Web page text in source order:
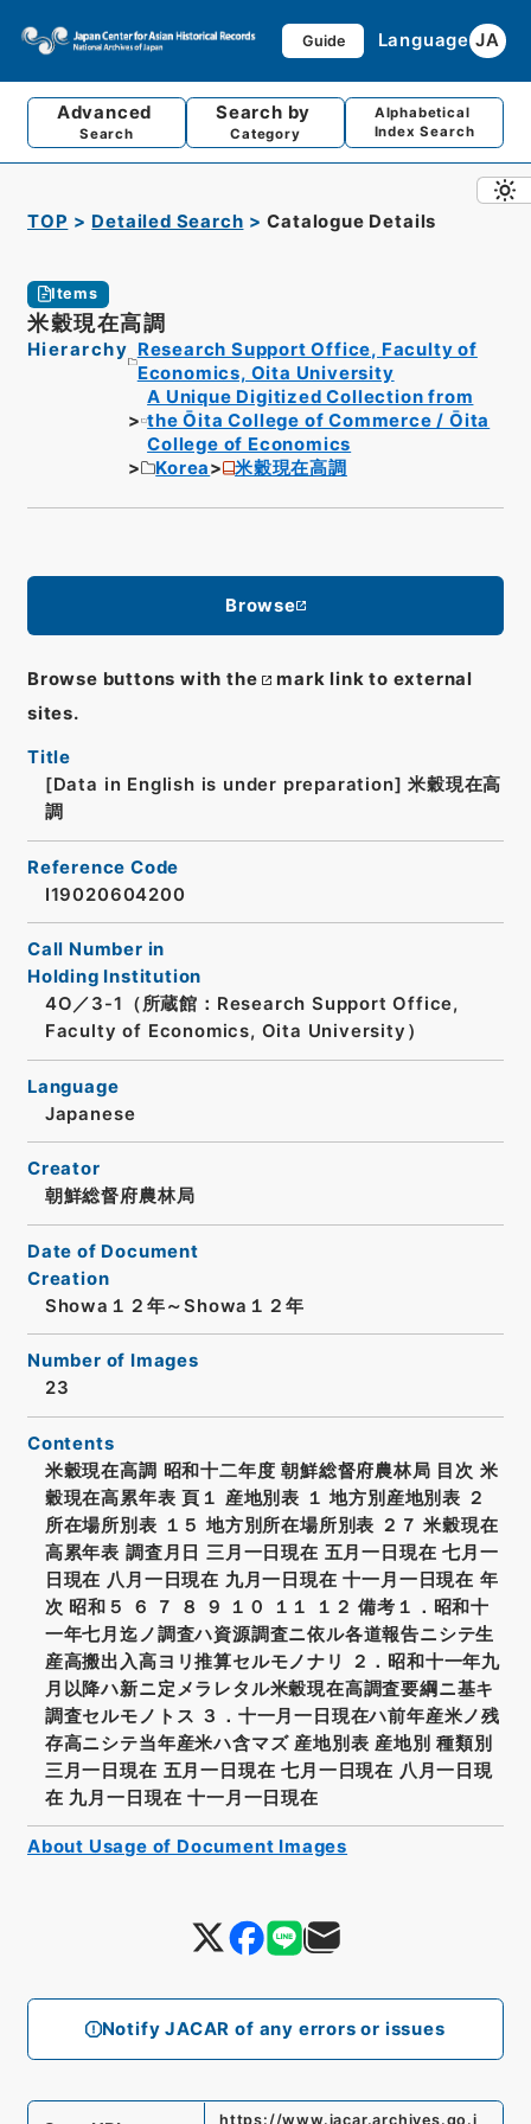
Guide Language JA
Advanced
Search
Search by
Category
Alphabetical
Index Search
TOP Detailed Search Catalogue Details
Items
米穀現在高調
Hierarchy Research Support Office, Faculty of
Economics, Oita University
A Unique Digitized Collection from
the Ōita College of Commerce / Ōita
College of Economics
Korea
米穀現在高調
Browse
Browse buttons with the
mark link to external
sites.
Notify JACAR of any errors or issues
Title
[Data in English is under preparation] 米穀現在高
調
Reference Code
I19020604200
Call Number in
Holding Institution
4O／3-1（所蔵館：Research Support Office,
Faculty of Economics, Oita University）
Language
Japanese
Creator
朝鮮総督府農林局
Date of Document
Creation
Showa１２年～Showa１２年
Number of Images
23
Contents
米穀現在高調 昭和十二年度 朝鮮総督府農林局 目次 米
穀現在高累年表 頁１ 産地別表 １ 地方別産地別表 ２
所在場所別表 １５ 地方別所在場所別表 ２７ 米穀現在
高累年表 調査月日 三月一日現在 五月一日現在 七月一
日現在 八月一日現在 九月一日現在 十一月一日現在 年
次 昭和５ ６ ７ ８ ９ １０ １１ １２ 備考１．昭和十
一年七月迄ノ調査ハ資源調査ニ依ル各道報告ニシテ生
産高搬出入高ヨリ推算セルモノナリ ２．昭和十一年九
月以降ハ新ニ定メラレタル米穀現在高調査要綱ニ基キ
調査セルモノトス ３．十一月一日現在ハ前年産米ノ残
存高ニシテ当年産米ハ含マズ 産地別表 産地別 種類別
三月一日現在 五月一日現在 七月一日現在 八月一日現
在 九月一日現在 十一月一日現在
https://www.jacar.archives.go.j
About Usage of Document Images